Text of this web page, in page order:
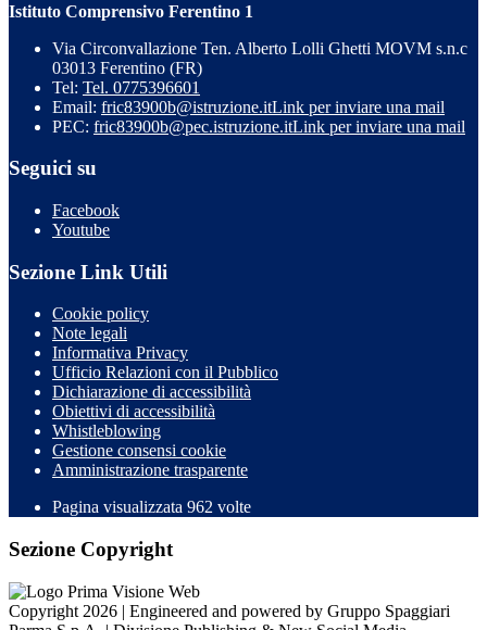
Istituto Comprensivo Ferentino 1
Via Circonvallazione Ten. Alberto Lolli Ghetti MOVM s.n.c
03013 Ferentino (FR)
Tel: Tel. 0775396601
Email: fric83900b@istruzione.itLink per inviare una mail
PEC: fric83900b@pec.istruzione.itLink per inviare una mail
Seguici su
Facebook
Youtube
Sezione Link Utili
Cookie policy
Note legali
Informativa Privacy
Ufficio Relazioni con il Pubblico
Dichiarazione di accessibilità
Obiettivi di accessibilità
Whistleblowing
Gestione consensi cookie
Amministrazione trasparente
Pagina visualizzata 962 volte
Sezione Copyright
Copyright 2026 | Engineered and powered by Gruppo Spaggiari